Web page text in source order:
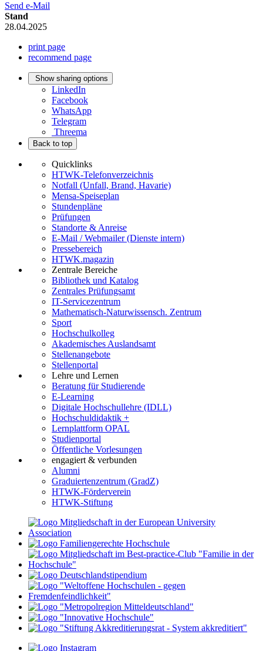
Send e-Mail
Stand
28.04.2025
print page
recommend page
Show sharing options
LinkedIn
Facebook
WhatsApp
Telegram
Threema
Back to top
Quicklinks
HTWK-Telefonverzeichnis
Notfall (Unfall, Brand, Havarie)
Mensa-Speiseplan
Stundenpläne
Prüfungen
Standorte & Anreise
E-Mail / Webmailer (Dienste intern)
Pressebereich
HTWK.magazin
Zentrale Bereiche
Bibliothek und Katalog
Zentrales Prüfungsamt
IT-Servicezentrum
Mathematisch-Naturwissensch. Zentrum
Sport
Hochschulkolleg
Akademisches Auslandsamt
Stellenangebote
Stellenportal
Lehre und Lernen
Beratung für Studierende
E-Learning
Digitale Hochschullehre (IDLL)
Hochschuldidaktik +
Lernplattform OPAL
Studienportal
Öffentliche Vorlesungen
engagiert & verbunden
Alumni
Graduiertenzentrum (GradZ)
HTWK-Förderverein
HTWK-Stiftung